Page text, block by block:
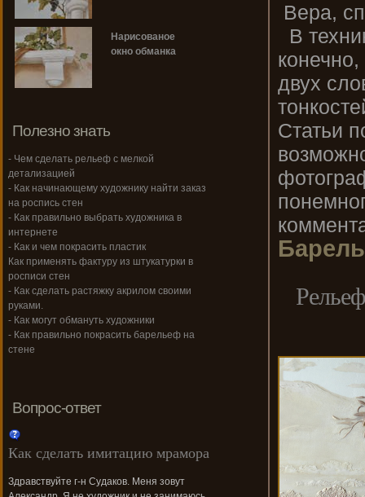
Вера,
В
двух
Статьи
Нарисованое
окно обманка
Полезно знать
- Чем сделать рельеф с мелкой
детализацией
- Как начинающему художнику найти заказ
на роспись стен
- Как правильно выбрать художника в
интернете
- Как и чем покрасить пластик
Как применять фактуру из штукатурки в
росписи стен
- Как сделать растяжку акрилом своими
руками.
- Как могут обмануть художники
- Как правильно покрасить барельеф на
стене
Вопрос-ответ
Как сделать имитацию мрамора
Здравствуйте г-н Судаков. Меня зовут